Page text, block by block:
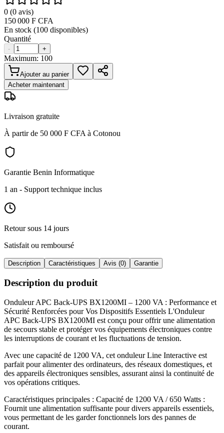
0 (0 avis)
150 000 F CFA
En stock (100 disponibles)
Quantité
- +
Maximum: 100
Ajouter au panier
Acheter maintenant
Livraison gratuite
À partir de 50 000 F CFA à Cotonou
Garantie Benin Informatique
1 an - Support technique inclus
Retour sous 14 jours
Satisfait ou remboursé
Description Caractéristiques Avis (0) Garantie
Description du produit
Onduleur APC Back-UPS BX1200MI – 1200 VA : Performance et
Sécurité Renforcées pour Vos Dispositifs Essentiels L'Onduleur
APC Back-UPS BX1200MI est conçu pour offrir une alimentation
de secours stable et protéger vos équipements électroniques contre
les interruptions de courant et les fluctuations de tension.
Avec une capacité de 1200 VA, cet onduleur Line Interactive est
parfait pour alimenter des ordinateurs, des réseaux domestiques, et
des appareils électroniques sensibles, assurant ainsi la continuité de
vos opérations critiques.
Caractéristiques principales : Capacité de 1200 VA / 650 Watts :
Fournit une alimentation suffisante pour divers appareils essentiels,
vous permettant de les garder fonctionnels lors des pannes de
courant.